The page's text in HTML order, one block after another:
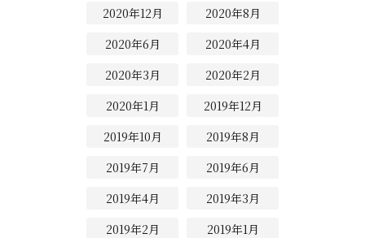
2020年12月
2020年8月
2020年6月
2020年4月
2020年3月
2020年2月
2020年1月
2019年12月
2019年10月
2019年8月
2019年7月
2019年6月
2019年4月
2019年3月
2019年2月
2019年1月